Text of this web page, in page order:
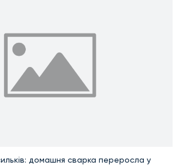
домашня сварка переросла у